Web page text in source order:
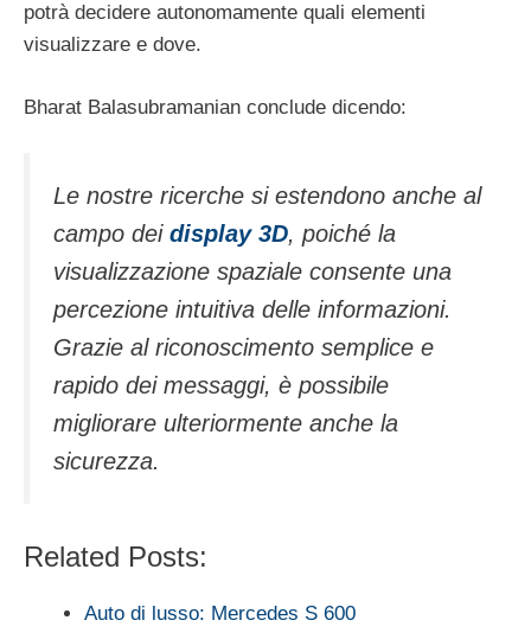
potrà decidere autonomamente quali elementi
visualizzare e dove.
Bharat Balasubramanian conclude dicendo:
Le nostre ricerche si estendono anche al
campo dei display 3D, poiché la
visualizzazione spaziale consente una
percezione intuitiva delle informazioni.
Grazie al riconoscimento semplice e
rapido dei messaggi, è possibile
migliorare ulteriormente anche la
sicurezza.
Related Posts:
Auto di lusso: Mercedes S 600